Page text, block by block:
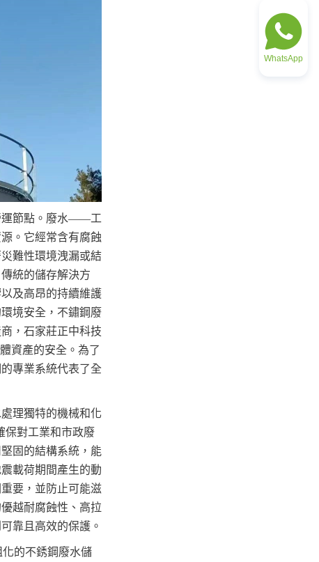
運節點。廢水——工
。它經常含有腐蝕
難性環境洩漏或結
統的儲存解決方
及高昂的持續維護
境安全，不鏽鋼廢
，石家莊正中科技
資產的安全。為了
專業系統代表了全
理獨特的機械和化
對工業和市政廢
固的結構系統，能
載荷期間產生的動
要，並防止可能滋
越耐腐蝕性、高拉
靠且高效的保護。
化的不銹鋼廢水儲
WhatsApp